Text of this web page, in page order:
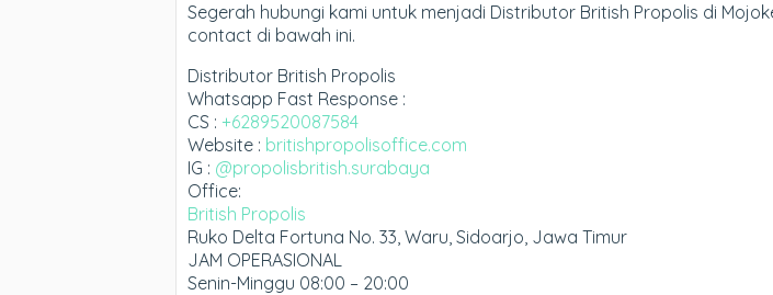
Segerah hubungi kami untuk menjadi Distributor British Propolis di
contact di bawah ini.
Distributor British Propolis
Whatsapp Fast Response :
CS : +6289520087584
Website : britishpropolisoffice.com
IG : @propolisbritish.surabaya
Office:
British Propolis
Ruko Delta Fortuna No. 33, Waru, Sidoarjo, Jawa Timur
JAM OPERASIONAL
Senin-Minggu 08:00 – 20:00